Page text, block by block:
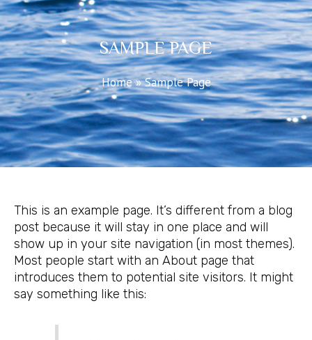
SAMPLE PAGE
Home»Sample Page
This is an example page. It’s different from a blog
post because it will stay in one place and will
show up in your site navigation (in most themes).
Most people start with an About page that
introduces them to potential site visitors. It might
say something like this: